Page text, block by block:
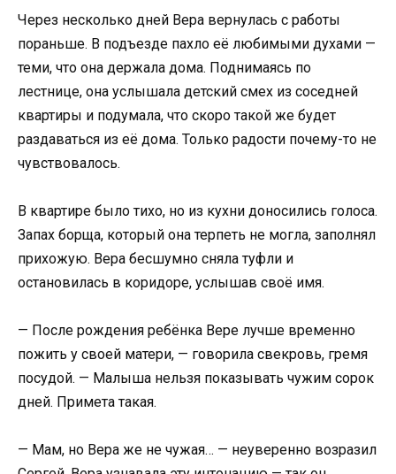
Через несколько дней Вера вернулась с работы
пораньше. В подъезде пахло её любимыми духами —
теми, что она держала дома. Поднимаясь по
лестнице, она услышала детский смех из соседней
квартиры и подумала, что скоро такой же будет
раздаваться из её дома. Только радости почему-то не
чувствовалось.
В квартире было тихо, но из кухни доносились голоса.
Запах борща, который она терпеть не могла, заполнял
прихожую. Вера бесшумно сняла туфли и
остановилась в коридоре, услышав своё имя.
— После рождения ребёнка Вере лучше временно
пожить у своей матери, — говорила свекровь, гремя
посудой. — Малыша нельзя показывать чужим сорок
дней. Примета такая.
— Мам, но Вера же не чужая… — неуверенно возразил